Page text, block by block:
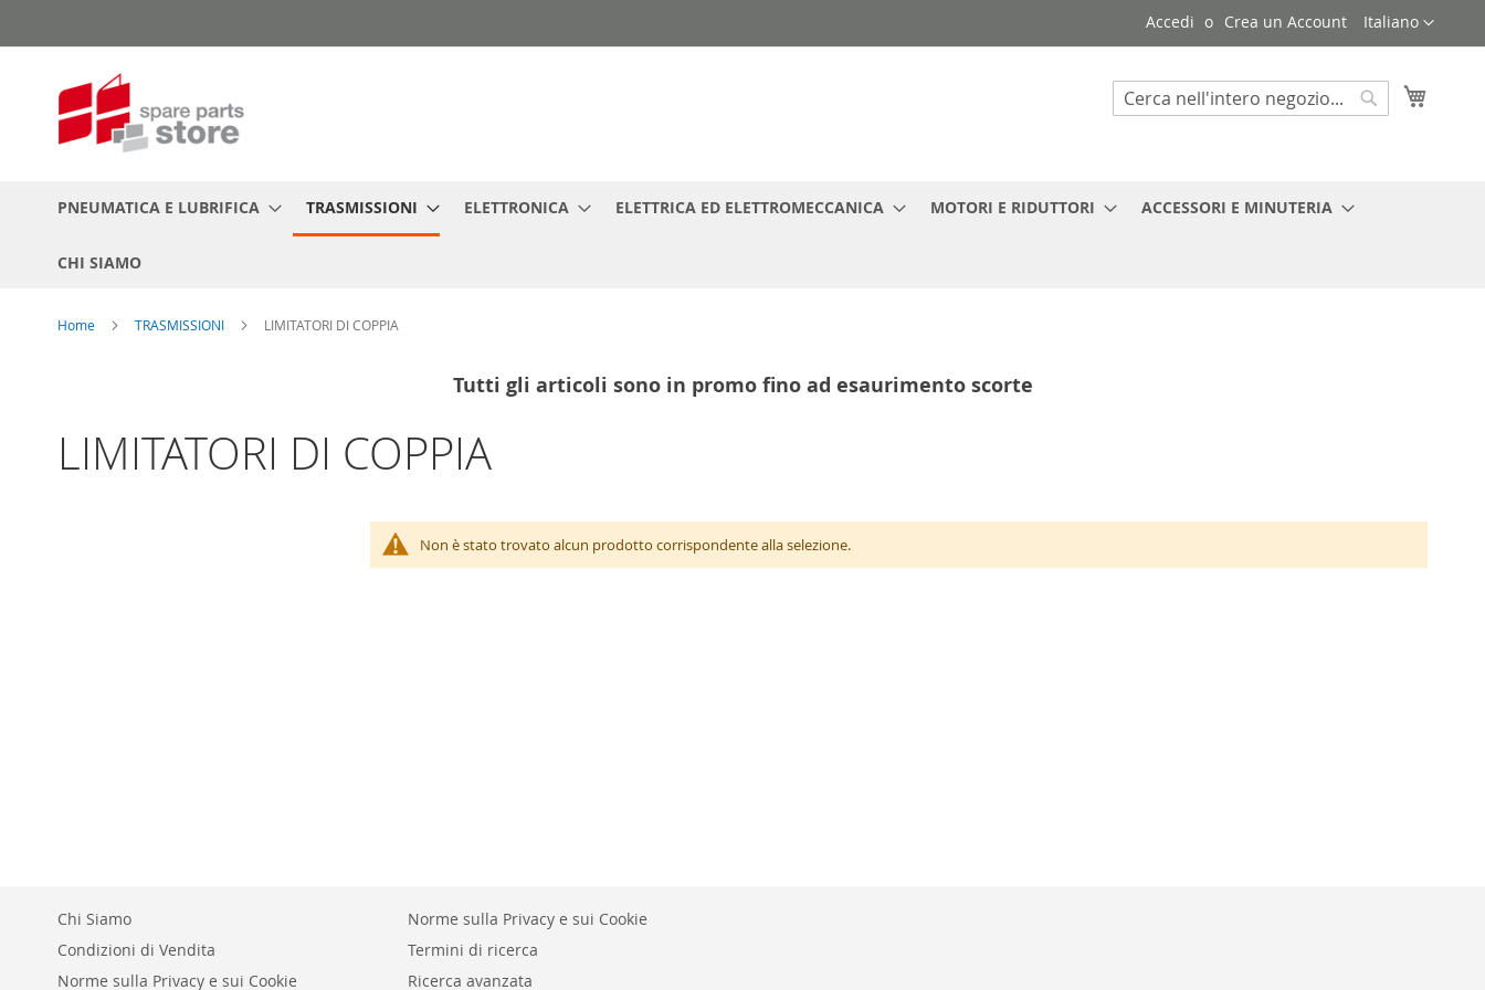
al
Lingua
Italiano
Accedi Crea un Account
Search
PNEUMATICA E LUBRIFICA TRASMISSIONI ELETTRONICA ELETTRICA ED ELETTROMECCANICA MOTORI E RIDUTTORI ACCESSORI E MINUTERIA
CHI SIAMO
Home TRASMISSIONI LIMITATORI DI COPPIA
Tutti gli articoli sono in promo fino ad esaurimento scorte
LIMITATORI DI COPPIA
Non è stato trovato alcun prodotto corrispondente alla selezione.
Chi Siamo
Condizioni di Vendita
Norme sulla Privacy e sui Cookie
Norme sulla Privacy e sui Cookie
Termini di ricerca
Ricerca avanzata